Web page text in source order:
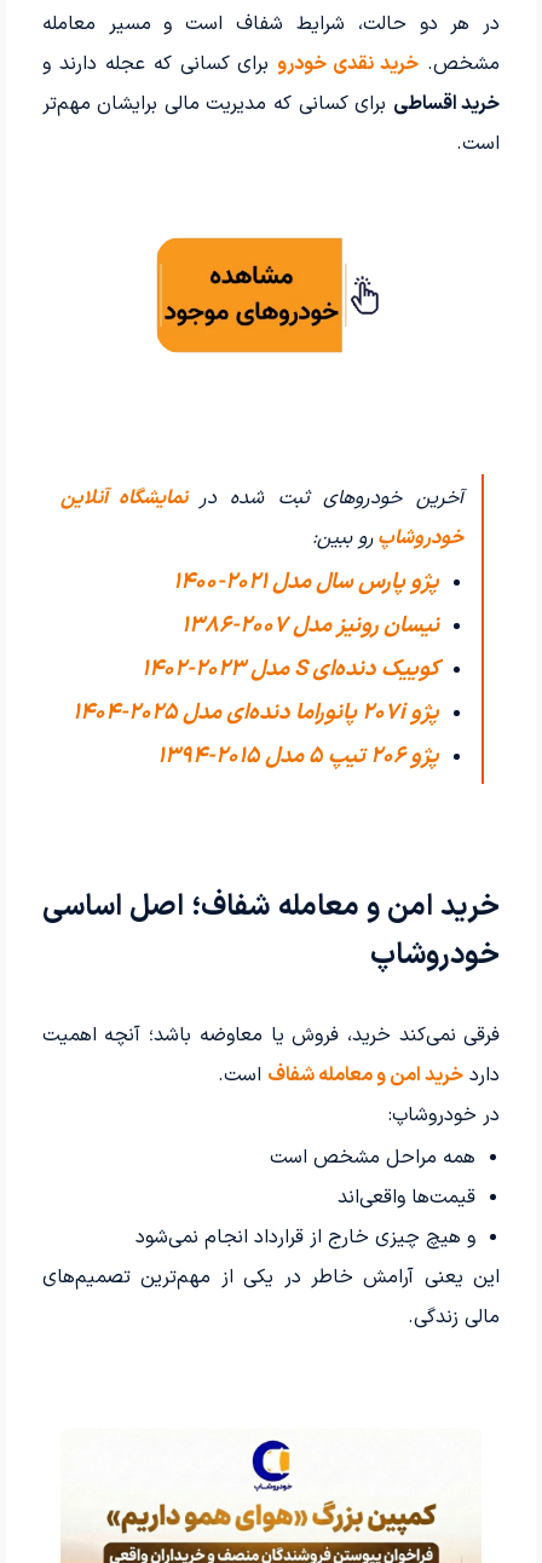
در هر دو حالت، شرایط شفاف است و مسیر معامله
مشخص. خرید نقدی خودروبرای کسانی که عجله دارند و
خرید اقساطی برای کسانی که مدیریت مالی برایشان مهم‌تر
است.
آخرین خودروهای ثبت شده در نمایشگاه آنلاین
خودروشاپرو ببین:
پژو پارس سال مدل 2021-1400
نیسان رونیز مدل 2007-1386
کوییک دنده‌ای S مدل 2023-1402
پژو 207i پانوراما دنده‌ای مدل 2025-1404
پژو 206 تیپ ۵ مدل 2015-1394
خرید امن و معامله شفاف؛ اصل اساسی
خودروشاپ
فرقی نمی‌کند خرید، فروش یا معاوضه باشد؛ آنچه اهمیت
دارد خرید امن و معامله شفاف است.
در خودروشاپ:
همه مراحل مشخص است
قیمت‌ها واقعی‌اند
و هیچ چیزی خارج از قرارداد انجام نمی‌شود
این یعنی آرامش خاطر در یکی از مهم‌ترین تصمیم‌های
مالی زندگی.